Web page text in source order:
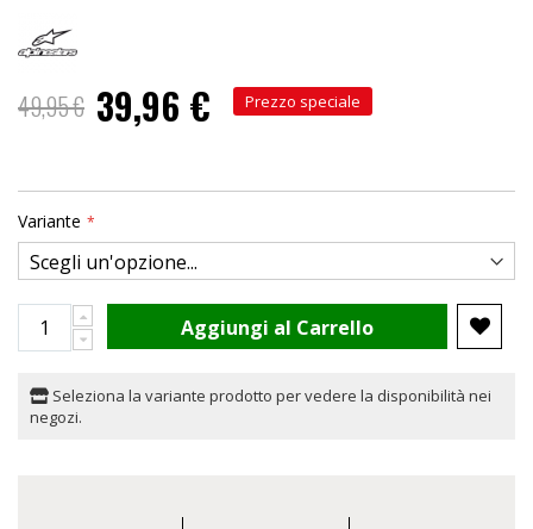
49,95 € 39,96 € Prezzo speciale
Variante
Aggiungi al Carrello
Seleziona la variante prodotto per vedere la disponibilità nei
negozi.